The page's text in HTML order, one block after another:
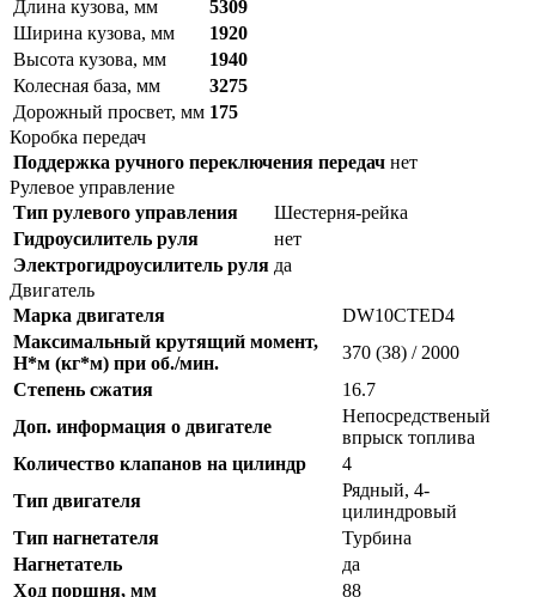
Длина кузова, мм
5309
Ширина кузова, мм
1920
Высота кузова, мм
1940
Колесная база, мм
3275
Дорожный просвет, мм 175
Коробка передач
Поддержка ручного переключения передач нет
Рулевое управление
Тип рулевого управления
Шестерня-рейка
Гидроусилитель руля
нет
Электрогидроусилитель руля да
Двигатель
Марка двигателя
DW10CTED4
Максимальный крутящий момент,
Н*м (кг*м) при об./мин.
370 (38) / 2000
Степень сжатия
16.7
Доп. информация о двигателе
Непосредственый
впрыск топлива
Количество клапанов на цилиндр
4
Тип двигателя
Рядный, 4-
цилиндровый
Тип нагнетателя
Турбина
Нагнетатель
да
Ход поршня, мм
88